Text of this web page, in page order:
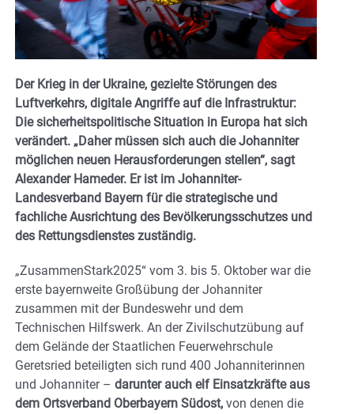
Der Krieg in der Ukraine, gezielte Störungen des
Luftverkehrs, digitale Angriffe auf die Infrastruktur:
Die sicherheitspolitische Situation in Europa hat sich
verändert. „Daher müssen sich auch die Johanniter
möglichen neuen Herausforderungen stellen“, sagt
Alexander Hameder. Er ist im Johanniter-
Landesverband Bayern für die strategische und
fachliche Ausrichtung des Bevölkerungsschutzes und
des Rettungsdienstes zuständig.
„ZusammenStark2025“ vom 3. bis 5. Oktober war die
erste bayernweite Großübung der Johanniter
zusammen mit der Bundeswehr und dem
Technischen Hilfswerk. An der Zivilschutzübung auf
dem Gelände der Staatlichen Feuerwehrschule
Geretsried beteiligten sich rund 400 Johanniterinnen
und Johanniter – darunter auch elf Einsatzkräfte aus
dem Ortsverband Oberbayern Südost, von denen die